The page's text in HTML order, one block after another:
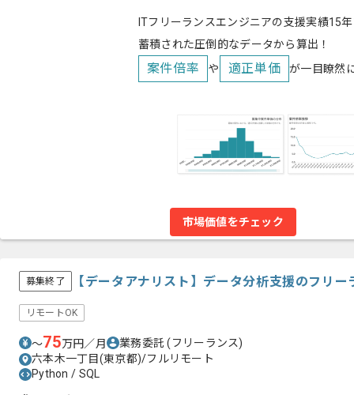
ITフリーランスエンジニアの支援実績15
蓄積された圧倒的なデータから算出！
案件倍率 や 適正単価 が一目瞭然
市場価値をチェック
募集終了 【データアナリスト】データ分析支援のフリ
リモートOK
〜75万円／月 業務委託(フリーランス)
六本木一丁目(東京都)/フルリモート
Python / SQL